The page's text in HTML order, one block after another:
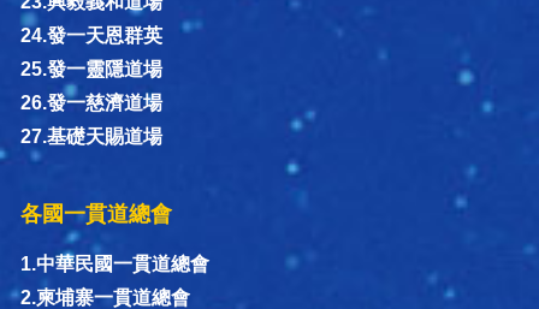
24.發一天恩群英
25.發一靈隱道場
26.發一慈濟道場
27.基礎天賜道場
各國一貫道總會
1.中華民國一貫道總會
2.柬埔寨一貫道總會